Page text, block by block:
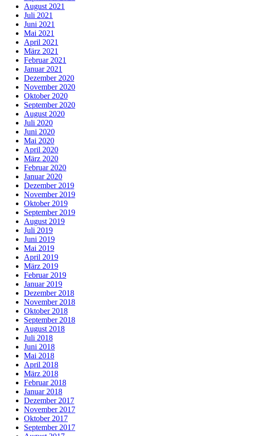
August 2021
Juli 2021
Juni 2021
Mai 2021
April 2021
März 2021
Februar 2021
Januar 2021
Dezember 2020
November 2020
Oktober 2020
September 2020
August 2020
Juli 2020
Juni 2020
Mai 2020
April 2020
März 2020
Februar 2020
Januar 2020
Dezember 2019
November 2019
Oktober 2019
September 2019
August 2019
Juli 2019
Juni 2019
Mai 2019
April 2019
März 2019
Februar 2019
Januar 2019
Dezember 2018
November 2018
Oktober 2018
September 2018
August 2018
Juli 2018
Juni 2018
Mai 2018
April 2018
März 2018
Februar 2018
Januar 2018
Dezember 2017
November 2017
Oktober 2017
September 2017